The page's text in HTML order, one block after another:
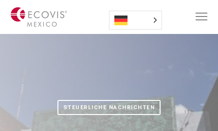
STEUERLICHE NACHRICHTEN